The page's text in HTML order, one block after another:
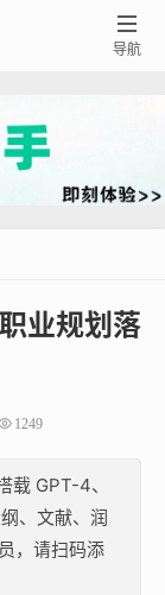

导航
业规划落
1249
载 GPT-4、
、文献、润
，请扫码添